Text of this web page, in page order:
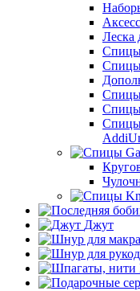
Леска
Спицы
Спицы
Спицы
Спицы
Джут